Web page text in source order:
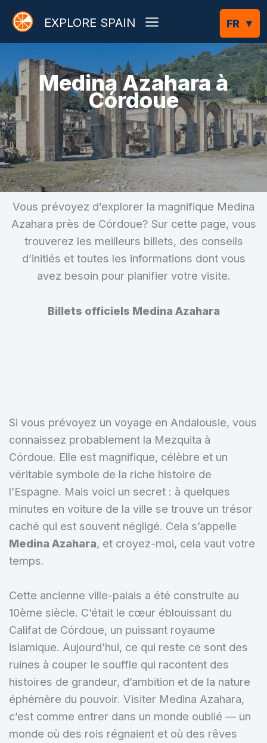
contenu
EXPLORE SPAIN
Medina Azahara à
Córdoue
Vous prévoyez d’explorer la magnifique Medina
Azahara près de Córdoue? Sur cette page, vous
trouverez les meilleurs billets, des conseils
d’initiés et toutes les informations dont vous
avez besoin pour planifier votre visite.
Billets officiels Medina Azahara
Si vous prévoyez un voyage en Andalousie, vous
connaissez probablement la Mezquita à
Córdoue. Elle est magnifique, célèbre et un
véritable symbole de la riche histoire de
l’Espagne. Mais voici un secret : à quelques
minutes en voiture de la ville se trouve un trésor
caché qui est souvent négligé. Cela s’appelle
Medina Azahara, et croyez-moi, cela vaut votre
temps.
Cette ancienne ville-palais a été construite au
10ème siècle. C’était le cœur éblouissant du
Califat de Córdoue, un puissant royaume
islamique. Aujourd’hui, ce qui reste ce sont des
ruines à couper le souffle qui racontent des
histoires de grandeur, d’ambition et de la nature
éphémère du pouvoir. Visiter Medina Azahara,
c’est comme entrer dans un monde oublié — un
monde où des rois régnaient et où des rêves